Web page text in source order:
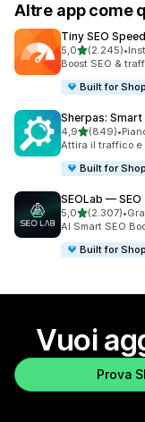
Altre app come
Tiny SEO
5,0stelle su 5
(2.245)
2245 recensioni
•
Boost SEO &
Built for
Sherpas: Smart
4,9stelle su 5
(849)
849 recensioni
•
Attira il traffico e
Built for
SEOLab —
5,0stelle su 5
(2.307)
2307 recensioni
•
AI Smart SEO
Built for
Vuoi
Prova